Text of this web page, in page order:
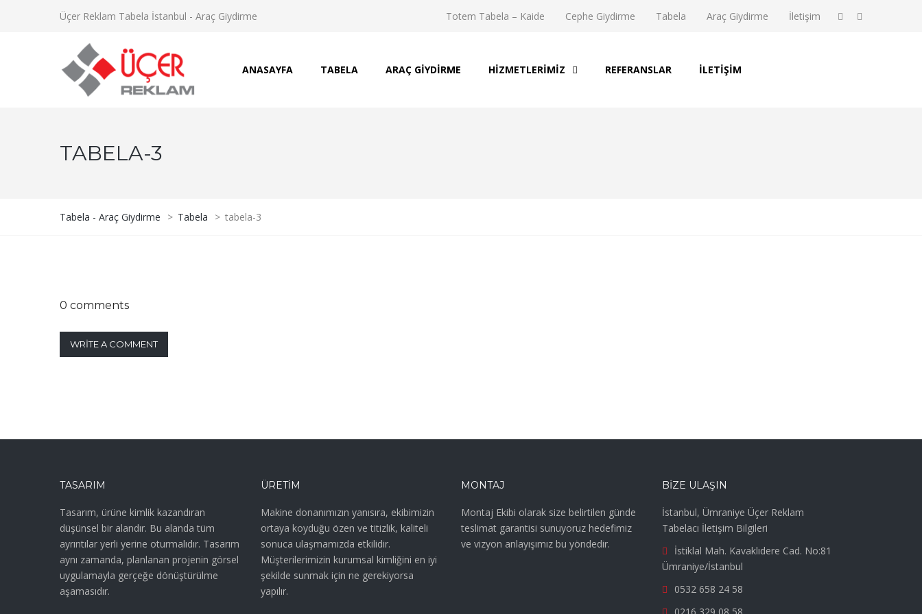
Üçer Reklam Tabela İstanbul - Araç Giydirme Totem Tabela – Kaide Cephe Giydirme Tabela Araç Giydirme İletişim
ANASAYFA TABELA ARAÇ GIYDIRME HIZMETLERIMIZ REFERANSLAR İLETIŞIM
TABELA-3
Tabela - Araç Giydirme > Tabela > tabela-3
0 comments
WRITE A COMMENT
TASARIM
Tasarım, ürüne kimlik kazandıran
düşünsel bir alandır. Bu alanda tüm
ayrıntılar yerli yerine oturmalıdır. Tasarım
aynı zamanda, planlanan projenin görsel
uygulamayla gerçeğe dönüştürülme
aşamasıdır.
ÜRETIM
Makine donanımızın yanısıra, ekibimizin
ortaya koyduğu özen ve titizlik, kaliteli
sonuca ulaşmamızda etkilidir.
Müşterilerimizin kurumsal kimliğini en iyi
şekilde sunmak için ne gerekiyorsa
yapılır.
MONTAJ
Montaj Ekibi olarak size belirtilen günde
teslimat garantisi sunuyoruz hedefimiz
ve vizyon anlayışımız bu yöndedir.
BIZE ULAŞIN
İstanbul, Ümraniye Üçer Reklam
Tabelacı İletişim Bilgileri
İstiklal Mah. Kavaklıdere Cad. No:81
Ümraniye/İstanbul
0532 658 24 58